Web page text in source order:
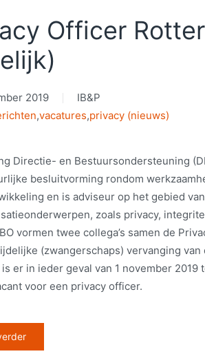
Officer
2019
IB&P
,vacatures,privacy (nieuws)
Directie- en Bestuursondersteuning
besluit­vorming rondom
en is adviseur op het gebied
zoals privacy,
vormen twee collega’s samen de
(zwangerschaps) vervanging van
is er in ieder geval van 1 november 2019
voor een privacy officer.